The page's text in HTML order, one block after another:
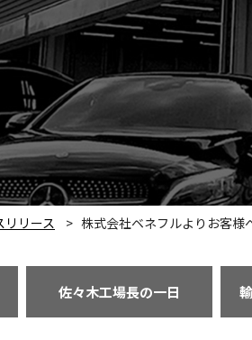
リリース 株式会社ベネフルよりお客様
佐々木工場長の一日